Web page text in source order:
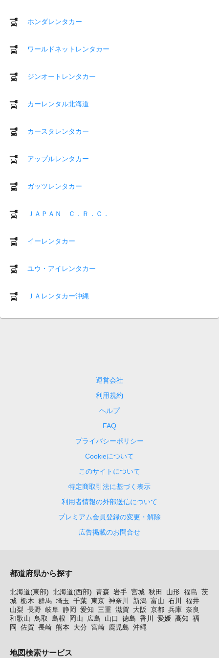
ホンダレンタカー
ワールドネットレンタカー
ジンオートレンタカー
カーレンタル北海道
カースタレンタカー
アップルレンタカー
ガッツレンタカー
ＪＡＰＡＮ Ｃ．Ｒ．Ｃ．
イーレンタカー
ユウ・アイレンタカー
ＪＡレンタカー沖縄
運営会社
利用規約
ヘルプ
FAQ
プライバシーポリシー
Cookieについて
このサイトについて
特定商取引法に基づく表示
利用者情報の外部送信について
プレミアム会員登録の変更・解除
広告掲載のお問合せ
都道府県から探す
北海道(東部) 北海道(西部) 青森 岩手 宮城 秋田 山形 福島 茨
城 栃木 群馬 埼玉 千葉 東京 神奈川 新潟 富山 石川
福井
山梨 長野 岐阜 静岡 愛知 三重 滋賀 大阪 京都 兵庫 奈良
和歌山
鳥取 島根 岡山 広島 山口 徳島 香川 愛媛 高知 福
岡
佐賀 長崎 熊本 大分 宮崎 鹿児島 沖縄
地図検索サービス